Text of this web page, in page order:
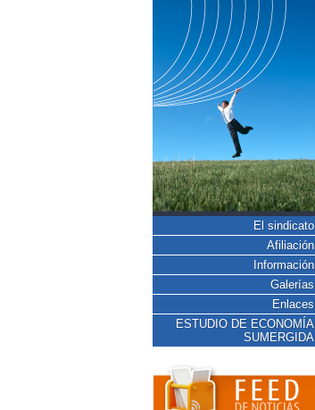
El sindicato
Afiliación
Información
Galerías
Enlaces
ESTUDIO DE ECONOMÍA
SUMERGIDA